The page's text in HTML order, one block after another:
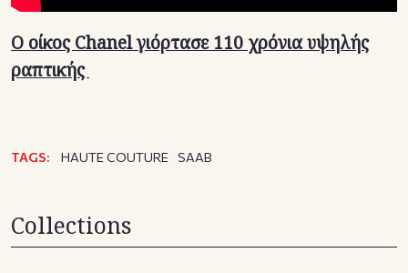
Ο οίκος Chanel γιόρτασε 110 χρόνια υψηλής
ραπτικής
TAGS: HAUTE COUTURE SAAB
Collections